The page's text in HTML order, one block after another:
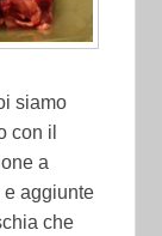
siamo
con il
a
e aggiunte
che